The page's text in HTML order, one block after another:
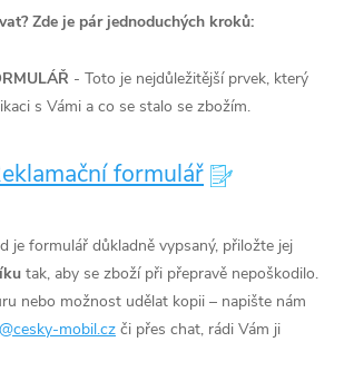
Zde je pár jednoduchých kroků:
- Toto je nejdůležitější prvek, který
s Vámi a co se stalo se zbožím.
formulář
je formulář důkladně vypsaný, přiložte jej
tak, aby se zboží při přepravě nepoškodilo.
nebo možnost udělat kopii – napište nám
mobil.cz či přes chat, rádi Vám ji